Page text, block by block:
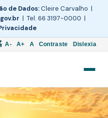
de Dados:Cleire Carvalho |
| Tel. 66 3197-0000 |
A- A+ A Contraste Dislexia